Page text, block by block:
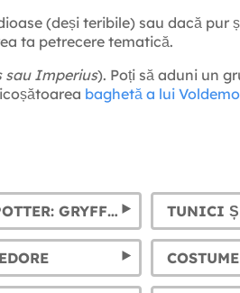
(deși teribile) sau dacă pur
ta petrecere tematică.
sau Imperius). Poți să aduni un
baghetă a lui
CRAVATE HARRY POTTER: GRYFFINDOR, SLYTHERIN, HUFFLEPUFF ȘI RAVENCLAW